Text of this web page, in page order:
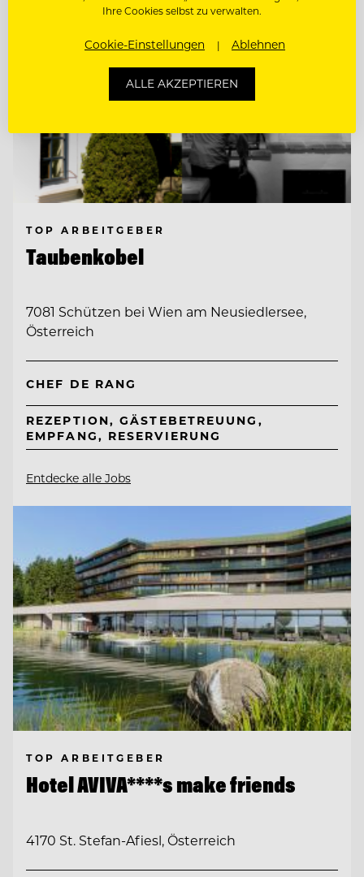
TOP ARBEITGEBER
Taubenkobel
7081 Schützen bei Wien am Neusiedlersee,
Österreich
CHEF DE RANG
REZEPTION, GÄSTEBETREUUNG,
EMPFANG, RESERVIERUNG
Entdecke alle Jobs
TOP ARBEITGEBER
Hotel AVIVA****s make friends
4170 St. Stefan-Afiesl, Österreich
Ihre Cookies selbst zu verwalten.
Cookie-Einstellungen Ablehnen
ALLE AKZEPTIEREN